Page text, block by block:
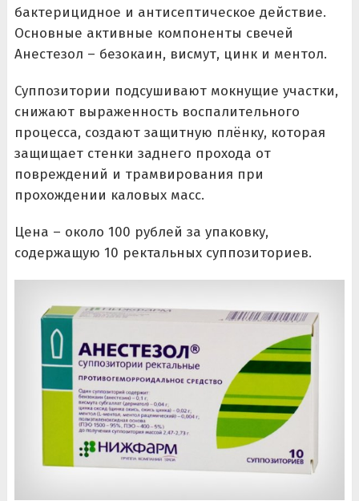
бактерицидное и антисептическое действие.
Основные активные компоненты свечей
Анестезол – безокаин, висмут, цинк и ментол.
Суппозитории подсушивают мокнущие участки,
снижают выраженность воспалительного
процесса, создают защитную плёнку, которая
защищает стенки заднего прохода от
повреждений и трамвирования при
прохождении каловых масс.
Цена – около 100 рублей за упаковку,
содержащую 10 ректальных суппозиториев.